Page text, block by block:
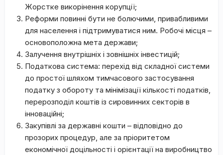
Жорстке викорінення корупції;
Реформи повинні бути не болючими, привабливими
для населення і підтримуватися ним. Робочі місця –
основоположна мета держави;
Залучення внутрішніх і зовнішніх інвестицій;
Податкова система: перехід від складної системи
до простої шляхом тимчасового застосування
податку з обороту та мінімізації кількості податків,
перерозподіл коштів із сировинних секторів в
інноваційні;
Закупівлі за державні кошти – відповідно до
прозорих процедур, але за пріоритетом
економічної доцільності і орієнтації на виробництво